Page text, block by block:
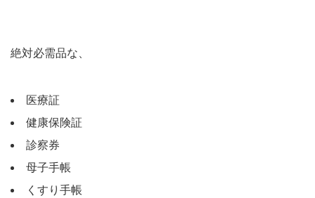
絶対必需品な、
医療証
健康保険証
診察券
母子手帳
くすり手帳